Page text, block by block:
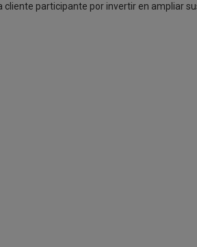
cliente participante por invertir en ampliar